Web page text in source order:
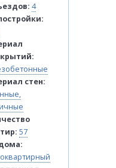
4
стен:
57